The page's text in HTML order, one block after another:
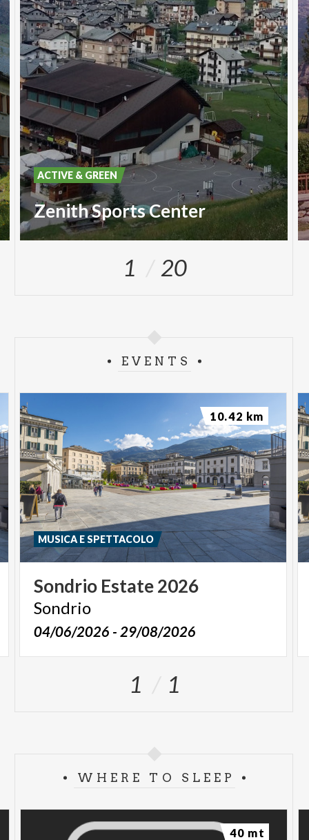
Zenith Sports Center
ACTIVE & GREEN
1 20
EVENTS
Sondrio Estate2026
Sondrio
04/06/2026 - 29/08/2026
MUSICA E SPETTACOLO
10.42 km
1 1
WHERE TO SLEEP
40 mt